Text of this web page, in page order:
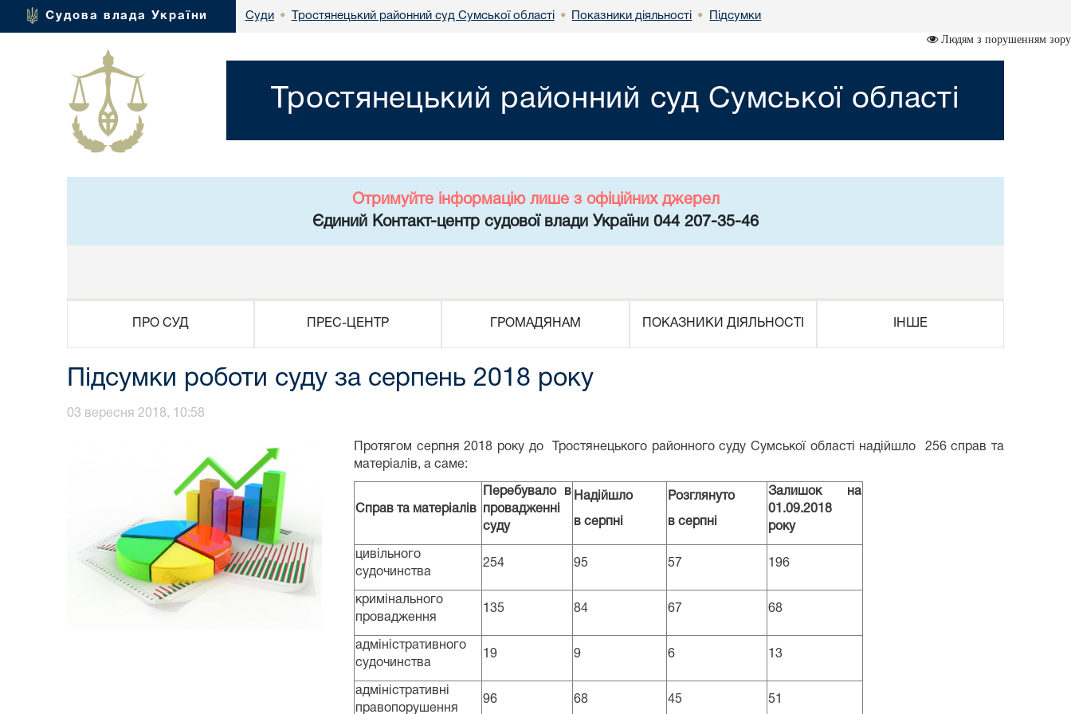
Судова влада України Суди • Тростянецький районний суд Сумської області • Показники діяльності • Підсумки
Людям з порушенням зору
Тростянецький районний суд Сумської області
Отримуйте інформацію лише з офіційних джерел
Єдиний Контакт-центр судової влади України 044 207-35-46
ПРО СУД ПРЕС-ЦЕНТР ГРОМАДЯНАМ ПОКАЗНИКИ ДІЯЛЬНОСТІ ІНШЕ
Підсумки роботи суду за серпень 2018 року
03 вересня 2018, 10:58
Протягом серпня 2018 року до Тростянецького районного суду Сумської області надійшло
256 справ та
матеріалів, а саме:
Справ та матеріалів
Перебувало в
провадженні
суду
Надійшло
в серпні
Розглянуто
в серпні
Залишок на
01.09.2018
року
цивільного
судочинства
254 95 57 196
кримінального
провадження
135 84 67 68
адміністративного
судочинства
19 9 6 13
адміністративні
правопорушення
96 68 45 51